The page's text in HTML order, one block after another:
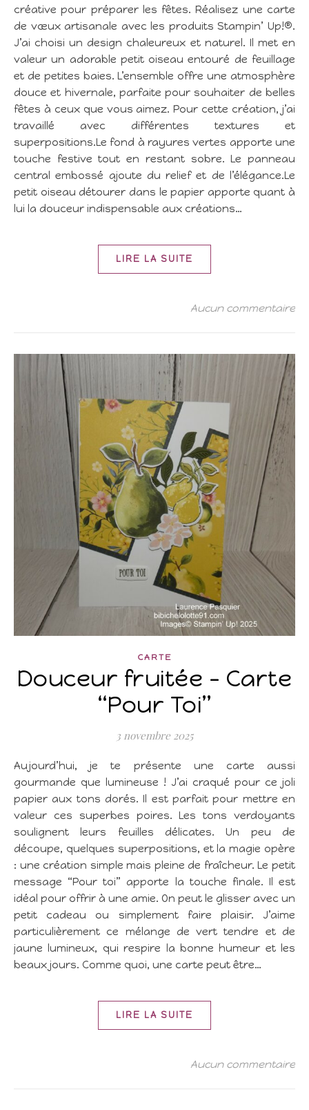
créative pour préparer les fêtes. Réalisez une carte
de vœux artisanale avec les produits Stampin’ Up!®.
J’ai choisi un design chaleureux et naturel. Il met en
valeur un adorable petit oiseau entouré de feuillage
et de petites baies. L’ensemble offre une atmosphère
douce et hivernale, parfaite pour souhaiter de belles
fêtes à ceux que vous aimez. Pour cette création, j’ai
travaillé avec différentes textures et
superpositions.Le fond à rayures vertes apporte une
touche festive tout en restant sobre. Le panneau
central embossé ajoute du relief et de l’élégance.Le
petit oiseau détourer dans le papier apporte quant à
lui la douceur indispensable aux créations…
LIRE LA SUITE
Aucun commentaire
CARTE
Douceur fruitée – Carte
“Pour Toi”
3 novembre 2025
Aujourd’hui, je te présente une carte aussi
gourmande que lumineuse ! J’ai craqué pour ce joli
papier aux tons dorés. Il est parfait pour mettre en
valeur ces superbes poires. Les tons verdoyants
soulignent leurs feuilles délicates. Un peu de
découpe, quelques superpositions, et la magie opère
: une création simple mais pleine de fraîcheur. Le petit
message “Pour toi” apporte la touche finale. Il est
idéal pour offrir à une amie. On peut le glisser avec un
petit cadeau ou simplement faire plaisir. J’aime
particulièrement ce mélange de vert tendre et de
jaune lumineux, qui respire la bonne humeur et les
beaux jours. Comme quoi, une carte peut être…
LIRE LA SUITE
Aucun commentaire